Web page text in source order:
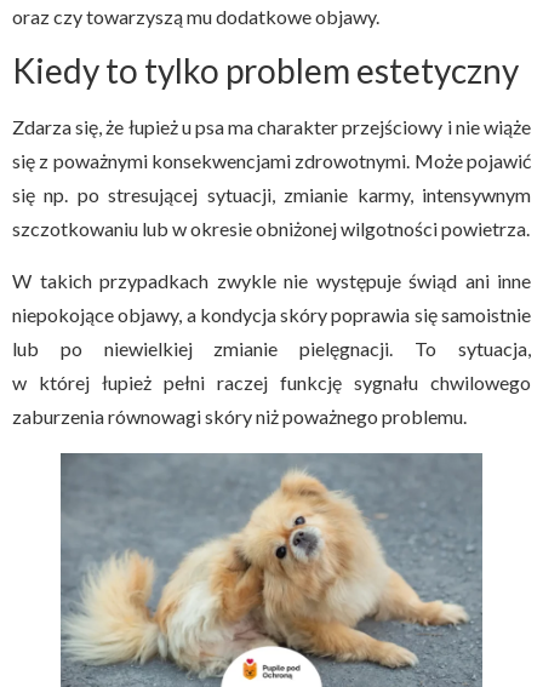
oraz czy towarzyszą mu dodatkowe objawy.
Kiedy to tylko problem estetyczny
Zdarza się, że łupież u psa ma charakter przejściowy i nie wiąże
się z poważnymi konsekwencjami zdrowotnymi. Może pojawić
się np. po stresującej sytuacji, zmianie karmy, intensywnym
szczotkowaniu lub w okresie obniżonej wilgotności powietrza.
W takich przypadkach zwykle nie występuje świąd ani inne
niepokojące objawy, a kondycja skóry poprawia się samoistnie
lub po niewielkiej zmianie pielęgnacji. To sytuacja,
w której łupież pełni raczej funkcję sygnału chwilowego
zaburzenia równowagi skóry niż poważnego problemu.